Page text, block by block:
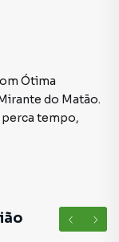
Ótima
perca tempo,